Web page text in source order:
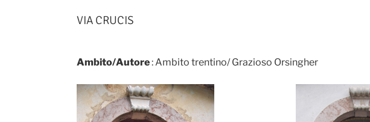
Bernardino
VIA CRUCIS
Ambito/Autore: Ambito trentino/ Grazioso Orsingher